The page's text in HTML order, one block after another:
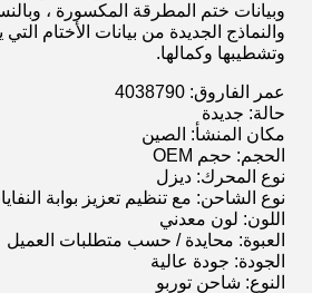
وبيانات ختم المطرقة المكسورة ،
والنماذج الجديدة من بيانات الأختام التي
وتشطيبها وكمالها.
عمر الفاروق: 4038790
حالة: جديدة
مكان المنشأ: الصين
الحجم: حجم OEM
نوع المحرك: ديزل
نوع الشاحن: مع تنظيم تعزيز بوابة
اللون: لون معدني
العبوة: محايدة / حسب متطلبات العميل
الجودة: جودة عالية
النوع: شاحن توربو